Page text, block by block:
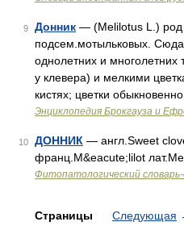
9 Донник — (Melilotus L.) род
подсем.мотыльковых. Сюда
однолетних и многолетних
у клевера) и мелкими
кистях; цветки
Энциклопедия Брокгауза и
10 ДОННИК — англ.Sweet
франц.M&eacute;lilot
Фитопатологический словарь-
Страницы Следующая